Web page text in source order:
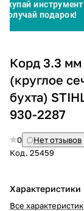
Корд 3.3 мм
(круглое
бухта)
930-2287
0
Нет отзывов
Код. 25459
Характеристики
Все
без
График
Сегодня
25%